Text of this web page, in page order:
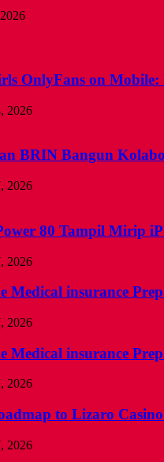
OnlyFans on
2026
BRIN Bangun
2026
80 Tampil Mirip
2026
Medical insurance
2026
Medical insurance
2026
to Lizaro
2026